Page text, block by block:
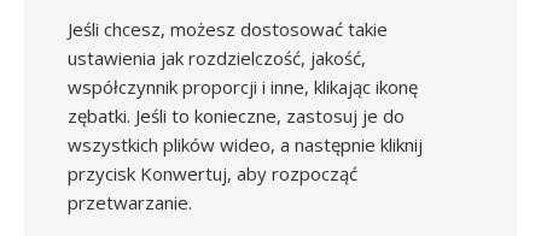
Jeśli chcesz, możesz dostosować takie
ustawienia jak rozdzielczość, jakość,
współczynnik proporcji i inne, klikając ikonę
zębatki. Jeśli to konieczne, zastosuj je do
wszystkich plików wideo, a następnie kliknij
przycisk Konwertuj, aby rozpocząć
przetwarzanie.